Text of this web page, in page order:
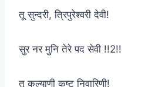
तू सुन्दरी, त्रिपुरेश्वरी देवी!
सुर नर मुनि तेरे पद सेवी !!2!!
तू कल्याणी कष्ट निवारिणी!